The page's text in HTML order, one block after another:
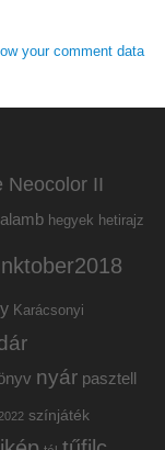
your comment data
Neocolor II
hegyek hetirajz
Karácsonyi
nyár pasztell
színjáték